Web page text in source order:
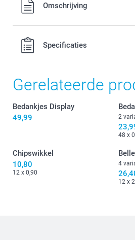
verzendkosten.Omschrijving
Specificaties
Gerelateerde
Bedankjes Display
49,99
2
48 x
Chipswikkel
10,80
12 x 0,90
4
12 x